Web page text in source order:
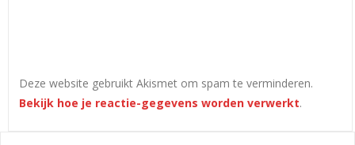
Deze website gebruikt Akismet om spam te verminderen.
Bekijk hoe je reactie-gegevens worden verwerkt.